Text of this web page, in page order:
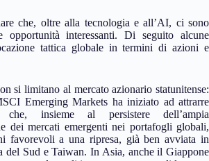
che, oltre alla tecnologia e all’AI, ci sono
interessanti. Di seguito alcune
tattica globale in termini di azioni e
si limitano al mercato azionario statunitense:
Emerging Markets ha iniziato ad attrarre
insieme al persistere dell’ampia
dei mercati emergenti nei portafogli globali,
favorevoli a una ripresa, già ben avviata in
del Sud e Taiwan. In Asia, anche il Giappone